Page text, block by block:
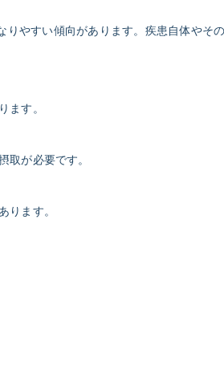
やすい傾向があります。疾患自体やそ
ます。
取が必要です。
ります。